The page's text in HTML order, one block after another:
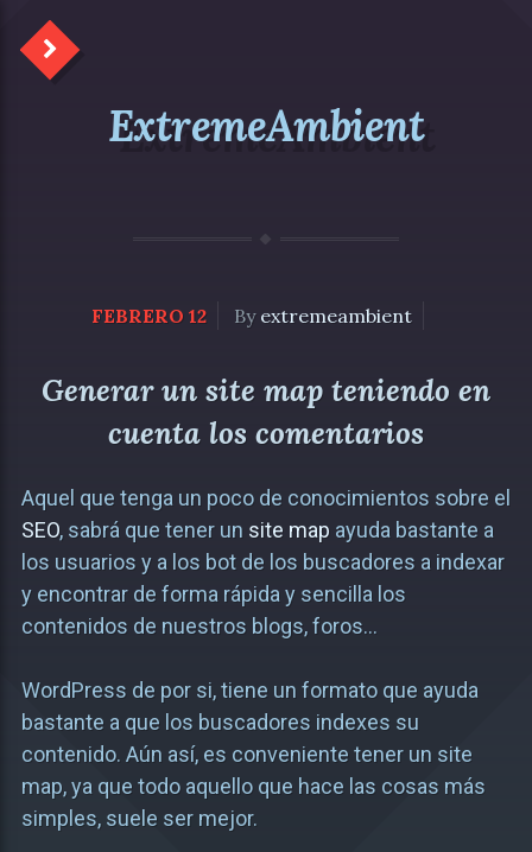
ExtremeAmbient
FEBRERO 12 By extremeambient
Generar un site map teniendo en
cuenta los comentarios
Aquel que tenga un poco de conocimientos sobre el
SEO, sabrá que tener un site map ayuda bastante a
los usuarios y a los bot de los buscadores a indexar
y encontrar de forma rápida y sencilla los
contenidos de nuestros blogs, foros…
WordPress de por si, tiene un formato que ayuda
bastante a que los buscadores indexes su
contenido. Aún así, es conveniente tener un site
map, ya que todo aquello que hace las cosas más
simples, suele ser mejor.